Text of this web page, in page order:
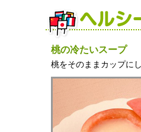
桃の冷たいスープ
桃をそのままカップに